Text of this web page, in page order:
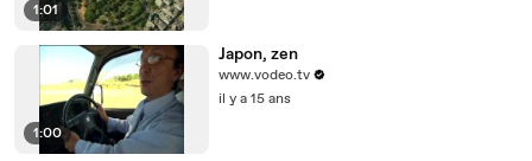
1:01
1:00
Japon, zen
www.vodeo.tv
il y a 15 ans